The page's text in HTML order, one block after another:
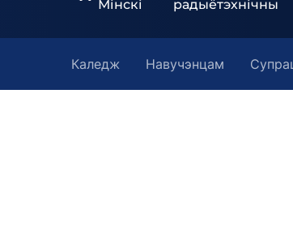
Мінскі
Каледж Навучэнцам